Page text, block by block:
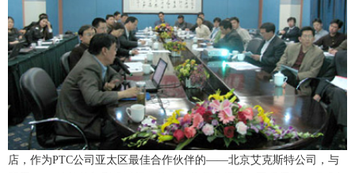
店，作为PTC公司亚太区最佳合作伙伴的——北京艾克斯特公司，与